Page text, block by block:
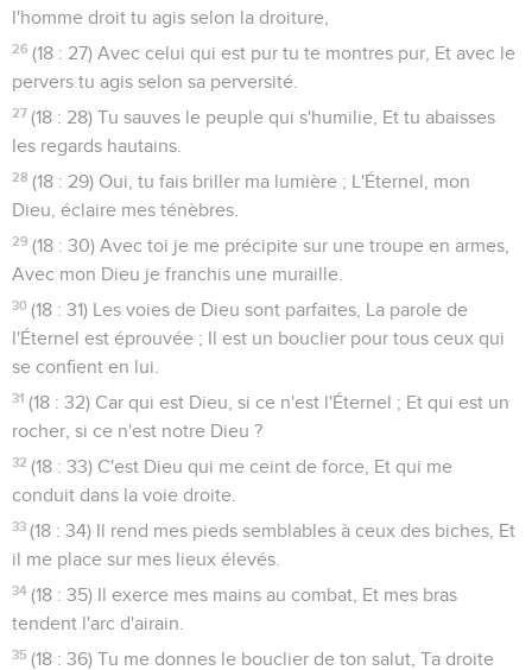
l'homme droit tu agis selon la droiture,
26 (18 : 27) Avec celui qui est pur tu te montres pur, Et avec le
pervers tu agis selon sa perversité.
27 (18 : 28) Tu sauves le peuple qui s'humilie, Et tu abaisses
les regards hautains.
28 (18 : 29) Oui, tu fais briller ma lumière ; L'Éternel, mon
Dieu, éclaire mes ténèbres.
29 (18 : 30) Avec toi je me précipite sur une troupe en armes,
Avec mon Dieu je franchis une muraille.
30 (18 : 31) Les voies de Dieu sont parfaites, La parole de
l'Éternel est éprouvée ; Il est un bouclier pour tous ceux qui
se confient en lui.
31 (18 : 32) Car qui est Dieu, si ce n'est l'Éternel ; Et qui est un
rocher, si ce n'est notre Dieu ?
32 (18 : 33) C'est Dieu qui me ceint de force, Et qui me
conduit dans la voie droite.
33 (18 : 34) Il rend mes pieds semblables à ceux des biches, Et
il me place sur mes lieux élevés.
34 (18 : 35) Il exerce mes mains au combat, Et mes bras
tendent l'arc d'airain.
35 (18 : 36) Tu me donnes le bouclier de ton salut, Ta droite